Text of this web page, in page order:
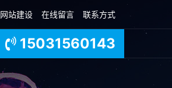
网站建设 在线留言 联系方式
15031560143